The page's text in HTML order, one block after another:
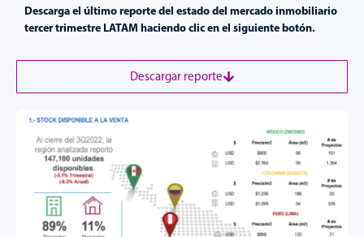
Descarga el último reporte del estado del mercado inmobiliario
tercer trimestre LATAM haciendo clic en el siguiente botón.
Descargar reporte